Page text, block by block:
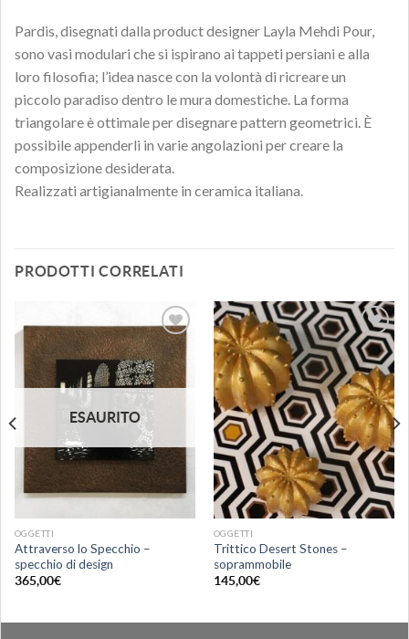
Pardis, disegnati dalla product designer Layla Mehdi Pour,
sono vasi modulari che si ispirano ai tappeti persiani e alla
loro filosofia; l’idea nasce con la volontà di ricreare un
piccolo paradiso dentro le mura domestiche. La forma
triangolare è ottimale per disegnare pattern geometrici. È
possibile appenderli in varie angolazioni per creare la
composizione desiderata.
Realizzati artigianalmente in ceramica italiana.
PRODOTTI CORRELATI
Aggiungi
alla lista
dei
desideri
ESAURITO
OGGETTI
Attraverso lo Specchio –
specchio di design
365,00€
Aggiungi
alla lista
dei
desideri
OGGETTI
Trittico Desert Stones –
soprammobile
145,00€